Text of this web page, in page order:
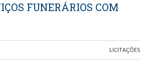
FUNERÁRIOS COM
LICITAÇÕES